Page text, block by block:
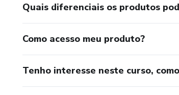
Quais diferenciais os produtos
Como acesso meu produto?
Tenho interesse neste curso,